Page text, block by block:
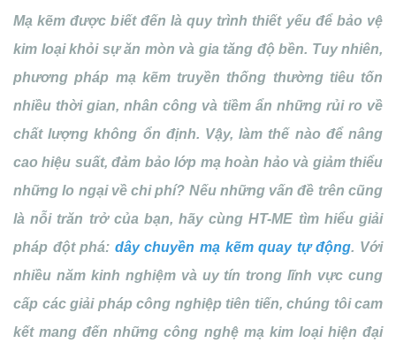
Mạ kẽm được biết đến là quy trình thiết yếu để bảo vệ
kim loại khỏi sự ăn mòn và gia tăng độ bền. Tuy nhiên,
phương pháp mạ kẽm truyền thống thường tiêu tốn
nhiều thời gian, nhân công và tiềm ẩn những rủi ro về
chất lượng không ổn định. Vậy, làm thế nào để nâng
cao hiệu suất, đảm bảo lớp mạ hoàn hảo và giảm thiểu
những lo ngại về chi phí? Nếu những vấn đề trên cũng
là nỗi trăn trở của bạn, hãy cùng HT-ME tìm hiểu giải
pháp đột phá: dây chuyền mạ kẽm quay tự động. Với
nhiều năm kinh nghiệm và uy tín trong lĩnh vực cung
cấp các giải pháp công nghiệp tiên tiến, chúng tôi cam
kết mang đến những công nghệ mạ kim loại hiện đại